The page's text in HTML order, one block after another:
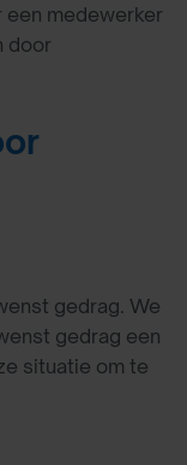
een medewerker
door
gedrag. We
gedrag een
situatie om te